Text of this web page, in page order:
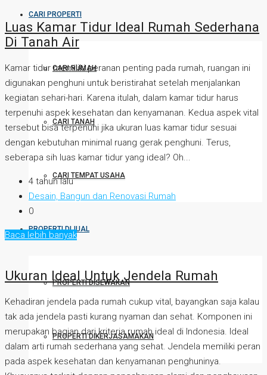
CARI PROPERTI
CARI RUMAH
CARI TANAH
CARI TEMPAT USAHA
PROPERTI DIJUAL
PROPERTI DISEWAKAN
PROPERTI DIKERJASAMAKAN
Luas Kamar Tidur Ideal Rumah Sederhana
Di Tanah Air
Kamar tidur memiliki peranan penting pada rumah, ruangan ini
digunakan penghuni untuk beristirahat setelah menjalankan
kegiatan sehari-hari. Karena itulah, dalam kamar tidur harus
terpenuhi aspek kesehatan dan kenyamanan. Kedua aspek vital
tersebut bisa terpenuhi jika ukuran luas kamar tidur sesuai
dengan kebutuhan minimal ruang gerak penghuni. Terus,
seberapa sih luas kamar tidur yang ideal? Oh...
4 tahun lalu
Desain, Bangun dan Renovasi Rumah
0
Baca lebih banyak
Ukuran Ideal Untuk Jendela Rumah
Kehadiran jendela pada rumah cukup vital, bayangkan saja kalau
tak ada jendela pasti kurang nyaman dan sehat. Komponen ini
merupakan bagian dari kriteria rumah ideal di Indonesia. Ideal
dalam arti rumah sederhana yang sehat. Jendela memiliki peran
pada aspek kesehatan dan kenyamanan penghuninya.